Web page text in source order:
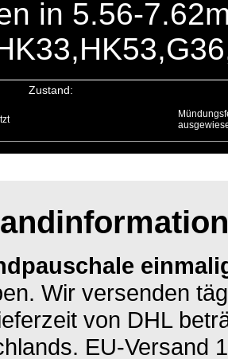
in 5.56-
Zustand:
Wir versenden
von DHL
EU-Versand